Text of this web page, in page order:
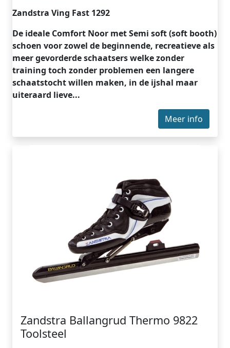
Zandstra Ving Fast 1292
De ideale Comfort Noor met Semi soft (soft booth)
schoen voor zowel de beginnende, recreatieve als
meer gevorderde schaatsers welke zonder
training toch zonder problemen een langere
schaatstocht willen maken, in de ijshal maar
uiteraard lieve...
Meer info
Zandstra Ballangrud Thermo 9822
Toolsteel